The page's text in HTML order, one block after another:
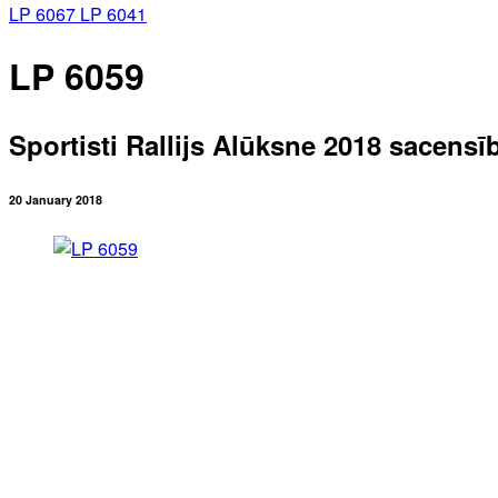
LP 6067 LP 6041
LP 6059
Sportisti Rallijs Alūksne 2018
20 January 2018